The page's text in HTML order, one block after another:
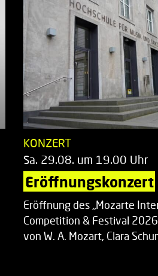
KONZERT
Sa. 29.08. um 19.00 Uhr
Eröffnungskonzert
Eröffnung des „Mozarte
Competition & Festival
von W. A. Mozart, Clara